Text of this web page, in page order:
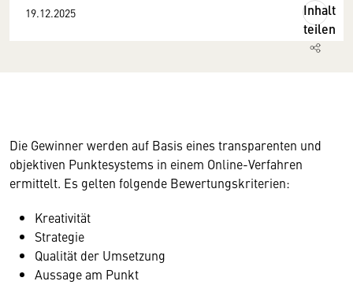
19.12.2025
Inhalt
teilen
Die Gewinner werden auf Basis eines transparenten und
objektiven Punktesystems in einem Online-Verfahren
ermittelt. Es gelten folgende Bewertungskriterien:
Kreativität
Strategie
Qualität der Umsetzung
Aussage am Punkt